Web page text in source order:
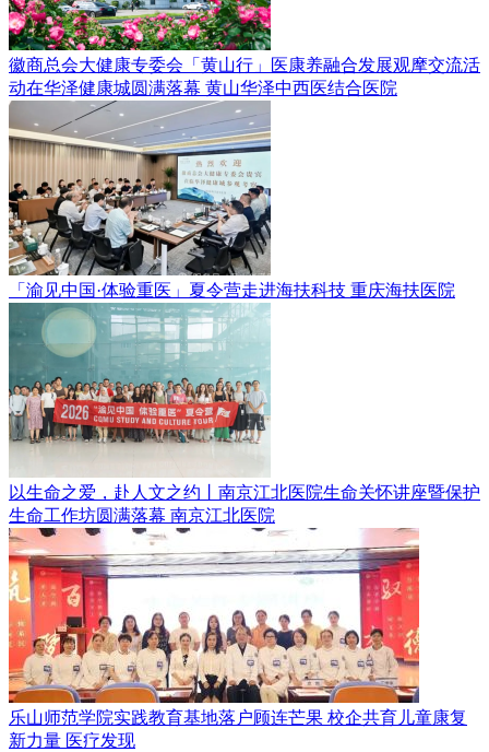
徽商总会大健康专委会「黄山行」医康养融合发展观摩交流活
动在华泽健康城圆满落幕 黄山华泽中西医结合医院
「渝见中国·体验重医」夏令营走进海扶科技 重庆海扶医院
以生命之爱，赴人文之约丨南京江北医院生命关怀讲座暨保护
生命工作坊圆满落幕 南京江北医院
乐山师范学院实践教育基地落户顾连芒果 校企共育儿童康复
新力量 医疗发现